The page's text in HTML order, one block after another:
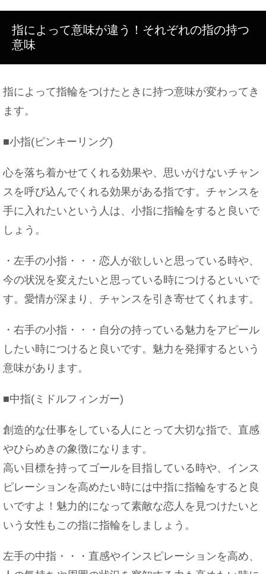
指によって意味が違う！それぞれの指の持つ
意味
指によって指輪をつけたときに持つ意味が変わってき
ます。
■小指(ピンキーリング)
心を落ち着かせてくれる効果や、思いがけないチャン
スを呼び込んでくれる効果がある指です。チャンスを
手に入れたいという人は、小指に指輪をすると良いで
しょう。
・左手の小指・・・恋人が欲しいと思っている時や、
今の状況を変えたいと思っている時につけるといいで
す。愛情が深まり、チャンスを引き寄せてくれます。
・右手の小指・・・自分の持っている魅力をアピール
したい時につけると良いです。魅力を発揮するという
意味があります。
■中指(ミドルフィンガー)
創造的な仕事をしている人にとって大切な指で、直感
やひらめきの象徴になります。
高い目標を持ってゴールを目指している時や、インス
ピレーションを高めたい時には中指に指輪をすると良
いですよ！魅力的になって素敵な恋人を見つけたいと
いう女性もこの指に指輪をしましょう。
左手の中指・・・直感やインスピレーションを高め、